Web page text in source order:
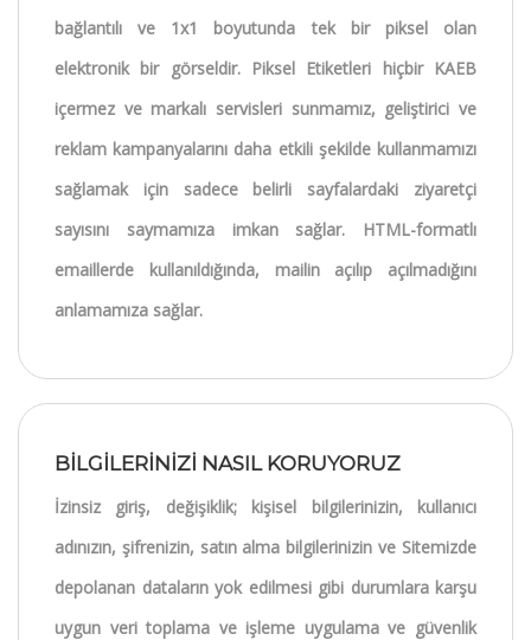
bağlantılı ve 1x1 boyutunda tek bir piksel olan
elektronik bir görseldir. Piksel Etiketleri hiçbir KAEB
içermez ve markalı servisleri sunmamız, geliştirici ve
reklam kampanyalarını daha etkili şekilde kullanmamızı
sağlamak için sadece belirli sayfalardaki ziyaretçi
sayısını saymamıza imkan sağlar. HTML-formatlı
emaillerde kullanıldığında, mailin açılıp açılmadığını
anlamamıza sağlar.
BİLGİLERİNİZİ NASIL KORUYORUZ
İzinsiz giriş, değişiklik; kişisel bilgilerinizin, kullanıcı
adınızın, şifrenizin, satın alma bilgilerinizin ve Sitemizde
depolanan dataların yok edilmesi gibi durumlara karşu
uygun veri toplama ve işleme uygulama ve güvenlik